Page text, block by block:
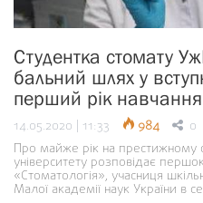
Студентка стомату
бальний шлях у
перший рік навчання
14.05.2020 | 11:33 984 0
Про майже рік на престижному
університету розповідає
«Стоматологія», учасниця
Малої академії наук України в